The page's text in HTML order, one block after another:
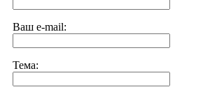
Ваш e-mail:
Тема: